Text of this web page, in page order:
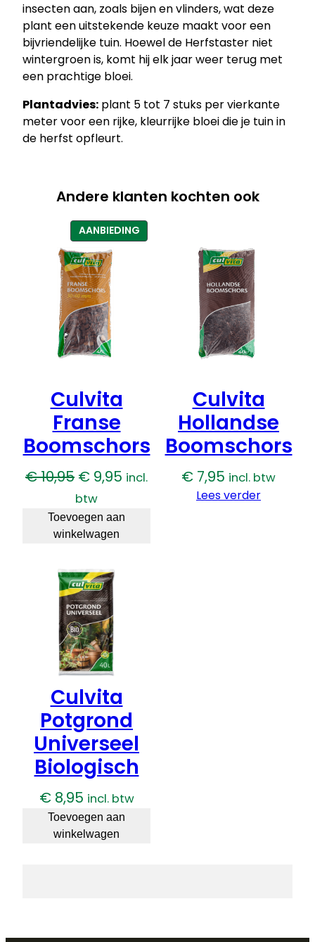
t
a
s
t
e
r
a
a
insecten aan, zoals bijen en vlinders, wat deze
plant een uitstekende keuze maakt voor een
bijvriendelijke tuin. Hoewel de Herfstaster niet
wintergroen is, komt hij elk jaar weer terug met
een prachtige bloei.
Plantadvies: plant 5 tot 7 stuks per vierkante
meter voor een rijke, kleurrijke bloei die je tuin in
de herfst opfleurt.
Andere klanten kochten ook
AANBIEDINGPRODUCT
IN
UITVERKOOP
Culvita
Franse
Boomschors
€10,95 Oorspronkelijke
prijs
was:
€ 10,95.
€ 9,95 Huidige
is:
incl.
btw
Toevoegen aan
winkelwagen
Culvita
Hollandse
Boomschors
€ 7,95 incl. btw
Lees verder
Culvita
Potgrond
Universeel
Biologisch
€8,95 incl. btw
Toevoegen aan
winkelwagen